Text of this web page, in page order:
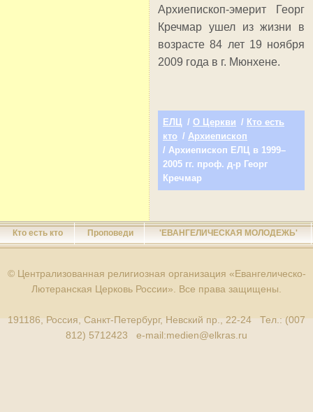
Архиепископ-эмерит Георг
Кречмар ушел из жизни в
возрасте 84 лет 19 ноября
2009 года в г. Мюнхене.
ЕЛЦ / О Церкви / Кто есть
кто / Архиепископ
/ Архиепископ ЕЛЦ в 1999–
2005 гг. проф. д-р Георг
Кречмар
Кто есть кто Проповеди 'ЕВАНГЕЛИЧЕСКАЯ МОЛОДЕЖЬ'
© Централизованная религиозная организация «Евангелическо-
Лютеранская Церковь России». Все права защищены.
191186, Россия, Санкт-Петербург, Невский пр., 22-24 Тел.: (007
812) 5712423 e-mail:medien@elkras.ru